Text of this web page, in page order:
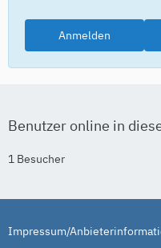
Anmelden
Benutzer online in
1 Besucher
Impressum/